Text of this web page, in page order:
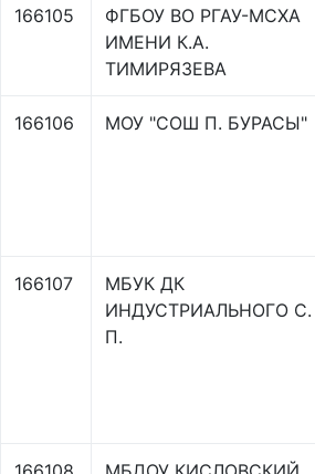
166105
ФГБОУ ВО РГАУ-МСХА
ИМЕНИ К.А.
ТИМИРЯЗЕВА
166106 МОУ "СОШ П. БУРАСЫ"
166107
МБУК ДК
ИНДУСТРИАЛЬНОГО С.
П.